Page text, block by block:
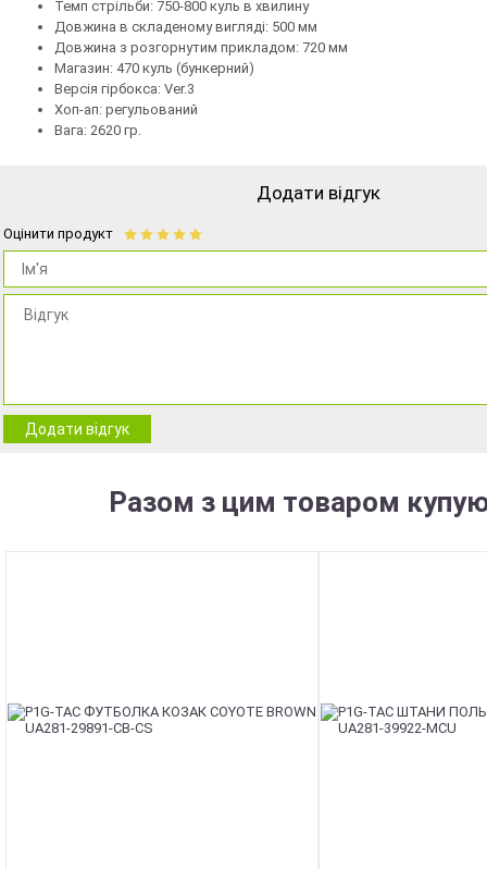
Темп стрільби: 750-800 куль в хвилину
Довжина в складеному вигляді: 500 мм
Довжина з розгорнутим прикладом: 720 мм
Магазин: 470 куль (бункерний)
Версія гірбокса: Ver.3
Хоп-ап: регульований
Вага: 2620 гр.
Додати відгук
Оцінити продукт
Додати відгук
Разом з цим товаром